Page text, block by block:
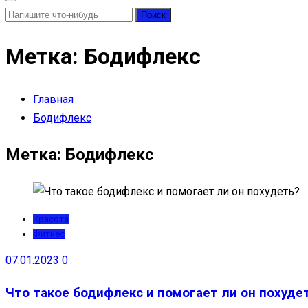
Найти:
Метка: Бодифлекс
Главная
Бодифлекс
Метка: Бодифлекс
Красота
Фитнес
07.01.2023 0
Что такое бодифлекс и помогает ли он